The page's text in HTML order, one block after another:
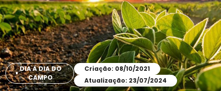
DIA A DIA DO
CAMPO
Criação: 08/10/2021
Atualização: 23/07/2024